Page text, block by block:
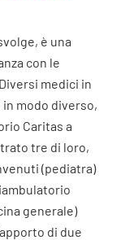
è una
con le
medici in
modo diverso,
Caritas a
tre di loro,
(pediatra)
generale)
di due